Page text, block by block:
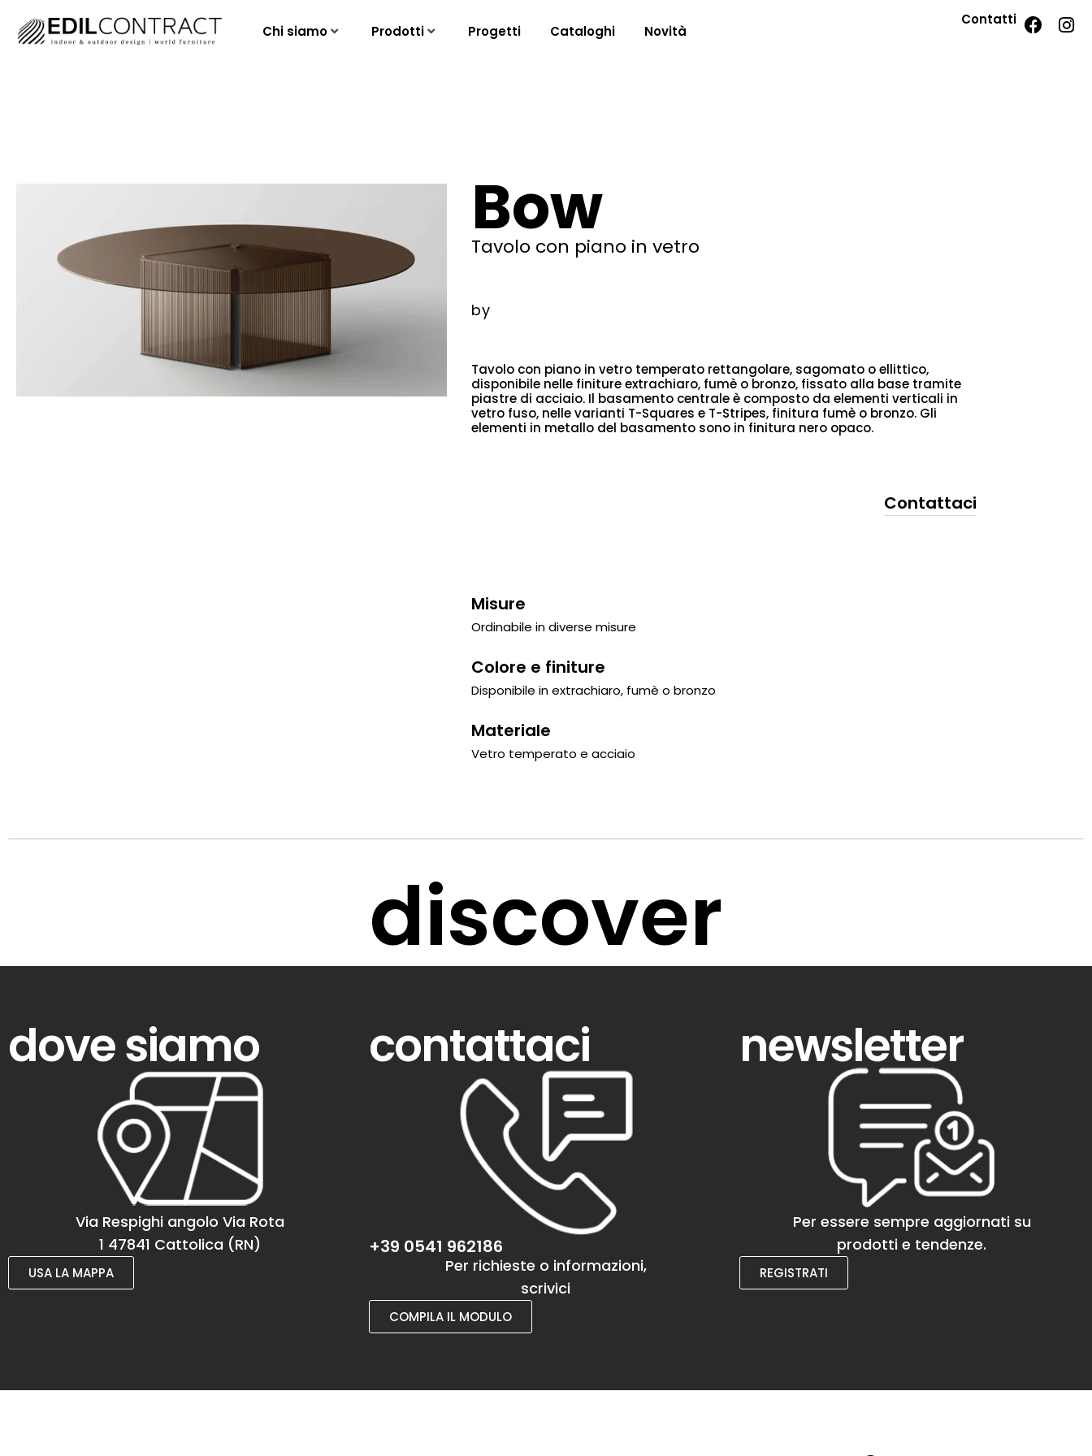
Chi siamo Prodotti Progetti Cataloghi Novità
Contatti
Bow
Tavolo con piano in vetro
by
Tavolo con piano in vetro temperato rettangolare, sagomato o ellittico,
disponibile nelle finiture extrachiaro, fumè o bronzo, fissato alla base tramite
piastre di acciaio. Il basamento centrale è composto da elementi verticali in
vetro fuso, nelle varianti T-Squares e T-Stripes, finitura fumè o bronzo. Gli
elementi in metallo del basamento sono in finitura nero opaco.
Contattaci
Misure
Ordinabile in diverse misure
Colore e finiture
Disponibile in extrachiaro, fumè o bronzo
Materiale
Vetro temperato e acciaio
discover
dove siamo
Via Respighi angolo Via Rota
1 47841 Cattolica (RN)
USA LA MAPPA
contattaci
+39 0541 962186
Per richieste o informazioni,
scrivici
COMPILA IL MODULO
newsletter
Per essere sempre aggiornati su
prodotti e tendenze.
REGISTRATI